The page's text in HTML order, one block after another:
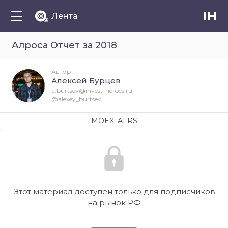
Лента IH
Алроса Отчет за 2018
Этот материал доступен только для подписчиков
на рынок РФ
Автор
Алексей Бурцев
a.burtsev@invest-heroes.ru
@alexey_burtsev
MOEX: ALRS